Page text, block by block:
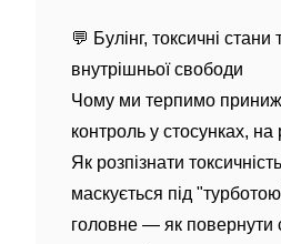
💬 Булінг, токсичні
внутрішньої свободи
Чому ми терпимо
контроль у стосунках,
Як розпізнати
маскується під
головне — як повернути